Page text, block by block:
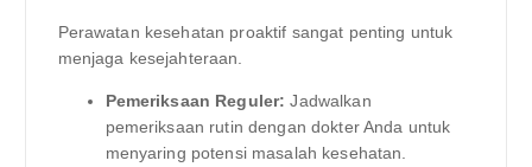
Perawatan kesehatan proaktif sangat penting untuk
menjaga kesejahteraan.
Pemeriksaan Reguler: Jadwalkan
pemeriksaan rutin dengan dokter Anda untuk
menyaring potensi masalah kesehatan.